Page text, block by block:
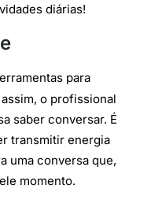
diárias!
para
o profissional
saber conversar. É
transmitir energia
uma conversa que,
momento.